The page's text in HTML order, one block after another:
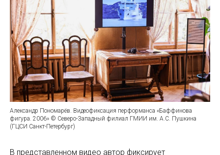
Александр Пономарёв. Видеофиксация перформанса «Баффинова
фигура. 2006» © Северо-Западный филиал ГМИИ им. А.С. Пушкина
(ГЦСИ Санкт-Петербург)
В представленном видео автор фиксирует